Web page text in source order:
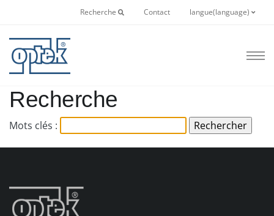
Recherche Contact langue(language)
Recherche
Mots clés :